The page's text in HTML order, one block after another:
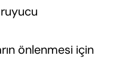
önlenmesi için